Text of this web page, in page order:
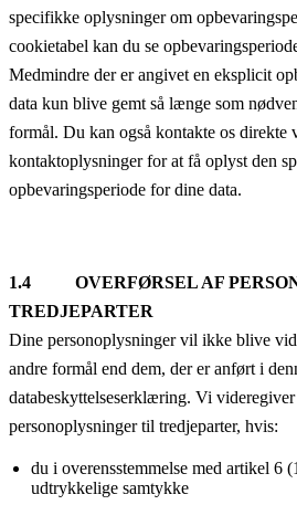
specifikke oplysninger om
cookietabel kan du se
Medmindre der er angivet en eksplicit
data kun blive gemt så længe som
formål. Du kan også kontakte os direkte
kontaktoplysninger for at få oplyst den
opbevaringsperiode for dine data.
1.4 OVERFØRSEL AF
TREDJEPARTER
Dine personoplysninger vil ikke blive
andre formål end dem, der er anført i
databeskyttelseserklæring. Vi
personoplysninger til tredjeparter, hvis:
du i overensstemmelse med artikel 6
udtrykkelige samtykke